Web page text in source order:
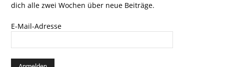
dich alle zwei Wochen über neue Beiträge.
E-Mail-Adresse